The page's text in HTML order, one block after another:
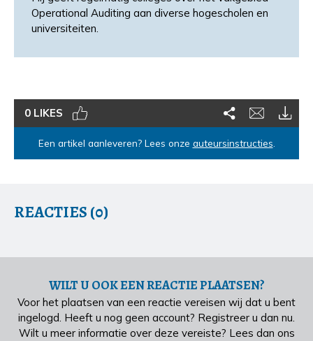
Operational Auditing aan diverse hogescholen en
universiteiten.
Een artikel aanleveren? Lees onze auteursinstructies
0 LIKES
REACTIES (0)
WILT U OOK EEN REACTIE PLAATSEN?
Voor het plaatsen van een reactie vereisen wij dat u bent
ingelogd. Heeft u nog geen account? Registreer u dan nu.
Wilt u meer informatie over deze vereiste? Lees dan ons